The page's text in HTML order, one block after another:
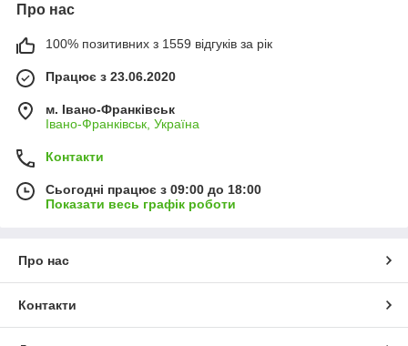
Про нас
100% позитивних з 1559 відгуків за рік
Працює з 23.06.2020
м. Івано-Франківськ
Івано-Франківськ, Україна
Контакти
Сьогодні працює з 09:00 до 18:00
Показати весь графік роботи
Про нас
Контакти